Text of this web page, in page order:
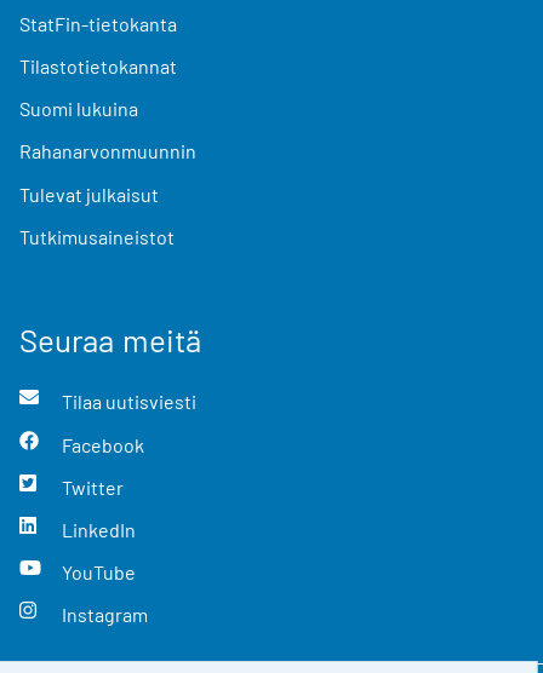
StatFin-tietokanta
Tilastotietokannat
Suomi lukuina
Rahanarvonmuunnin
Tulevat julkaisut
Tutkimusaineistot
Seuraa meitä
Tilaa uutisviesti
Facebook
Twitter
LinkedIn
YouTube
Instagram